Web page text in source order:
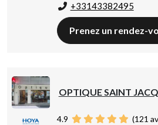
+33143382495
Prenez un rendez-
OPTIQUE SAINT
4.9 (121